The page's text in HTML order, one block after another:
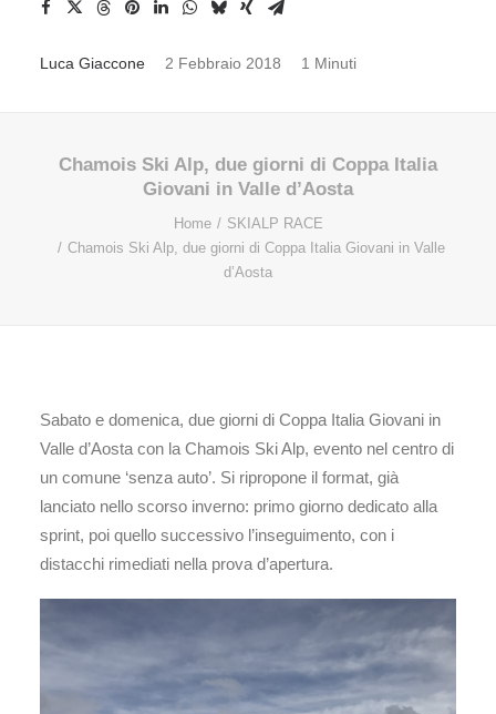
Luca Giaccone 2 Febbraio 2018 1 Minuti
Chamois Ski Alp, due giorni di Coppa Italia
Giovani in Valle d’Aosta
Home
SKIALP RACE
Chamois Ski Alp, due giorni di Coppa Italia Giovani in Valle
d’Aosta
Sabato e domenica, due giorni di Coppa Italia Giovani in
Valle d’Aosta con la Chamois Ski Alp, evento nel centro di
un comune ‘senza auto’. Si ripropone il format, già
lanciato nello scorso inverno: primo giorno dedicato alla
sprint, poi quello successivo l’inseguimento, con i
distacchi rimediati nella prova d’apertura.